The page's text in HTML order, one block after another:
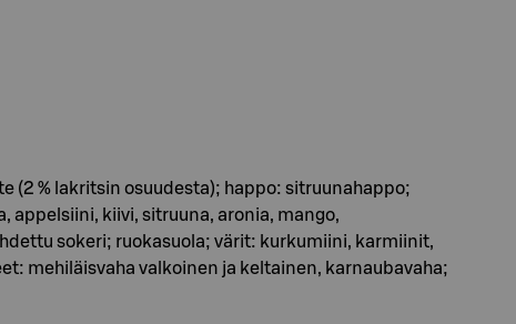
(2 % lakritsin osuudesta); happo: sitruunahappo;
appelsiini, kiivi, sitruuna, aronia, mango,
sokeri; ruokasuola; värit: kurkumiini, karmiinit,
mehiläisvaha valkoinen ja keltainen, karnaubavaha;